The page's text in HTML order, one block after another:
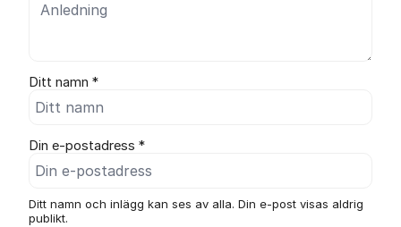
Ditt namn *
Din e-postadress *
Ditt namn och inlägg kan ses av alla. Din e-post visas aldrig
publikt.